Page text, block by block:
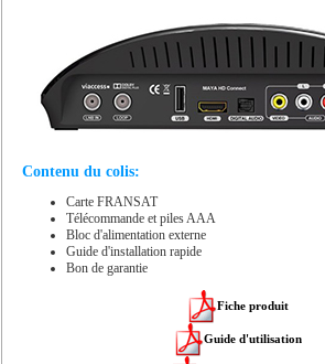
Contenu du colis:
Carte FRANSAT
Télécommande et piles AAA
Bloc d'alimentation externe
Guide d'installation rapide
Bon de garantie
Fiche produit
Guide d'utilisation